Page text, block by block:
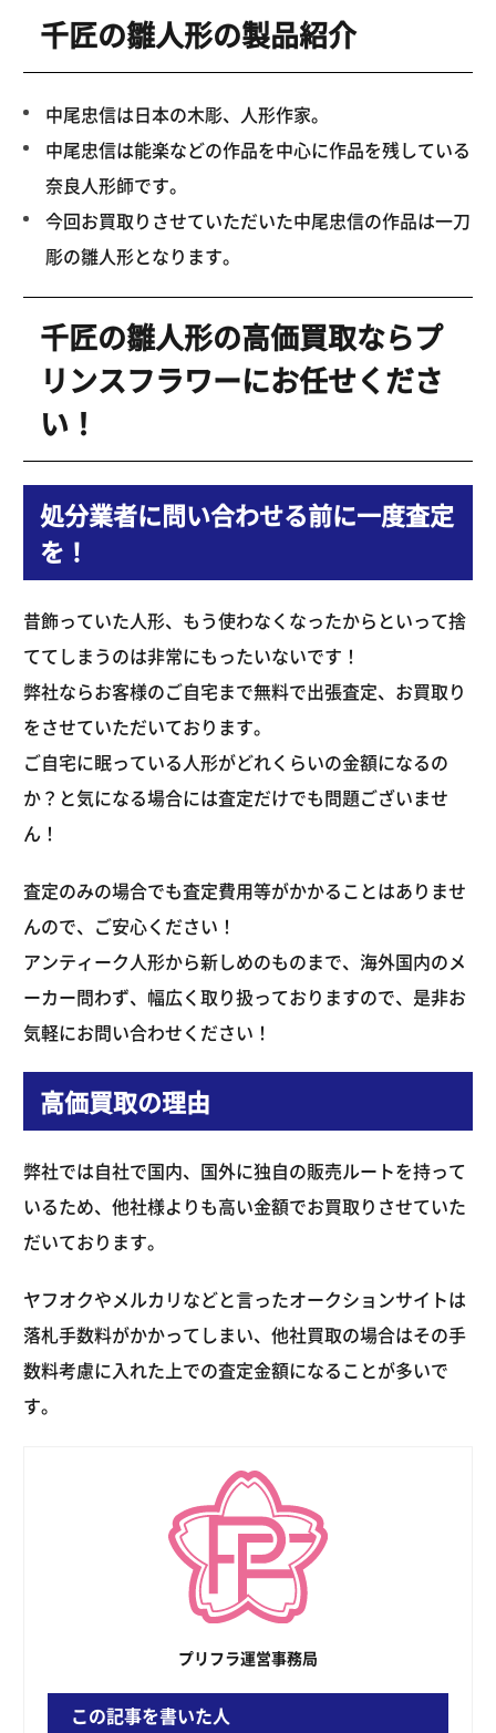
千匠の雛人形の製品紹介
中尾忠信は日本の木彫、人形作家。
中尾忠信は能楽などの作品を中心に作品を残している
奈良人形師です。
今回お買取りさせていただいた中尾忠信の作品は一刀
彫の雛人形となります。
千匠の雛人形の高価買取ならプ
リンスフラワーにお任せくださ
い！
処分業者に問い合わせる前に一度査定
を！
昔飾っていた人形、もう使わなくなったからといって捨
ててしまうのは非常にもったいないです！
弊社ならお客様のご自宅まで無料で出張査定、お買取り
をさせていただいております。
ご自宅に眠っている人形がどれくらいの金額になるの
か？と気になる場合には査定だけでも問題ございませ
ん！
査定のみの場合でも査定費用等がかかることはありませ
んので、ご安心ください！
アンティーク人形から新しめのものまで、海外国内のメ
ーカー問わず、幅広く取り扱っておりますので、是非お
気軽にお問い合わせください！
高価買取の理由
弊社では自社で国内、国外に独自の販売ルートを持って
いるため、他社様よりも高い金額でお買取りさせていた
だいております。
ヤフオクやメルカリなどと言ったオークションサイトは
落札手数料がかかってしまい、他社買取の場合はその手
数料考慮に入れた上での査定金額になることが多いで
す。
プリフラ運営事務局
この記事を書いた人